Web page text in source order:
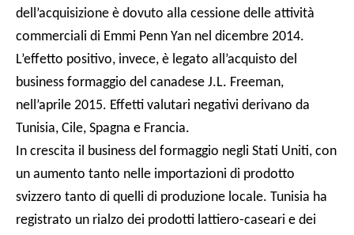
dell’acquisizione è dovuto alla cessione delle attività
commerciali di Emmi Penn Yan nel dicembre 2014.
L’effetto positivo, invece, è legato all’acquisto del
business formaggio del canadese J.L. Freeman,
nell’aprile 2015. Effetti valutari negativi derivano da
Tunisia, Cile, Spagna e Francia.
In crescita il business del formaggio negli Stati Uniti, con
un aumento tanto nelle importazioni di prodotto
svizzero tanto di quelli di produzione locale. Tunisia ha
registrato un rialzo dei prodotti lattiero-caseari e dei